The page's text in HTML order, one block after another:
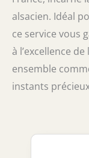
alsacien. Idéal
ce service vous
à l’excellence
ensemble
instants